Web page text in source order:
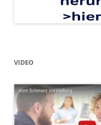
VIDEO